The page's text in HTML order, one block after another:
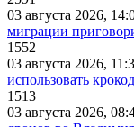
03 августа 2026,
миграции
1552
03 августа 2026,
использовать
1513
03 августа 2026,